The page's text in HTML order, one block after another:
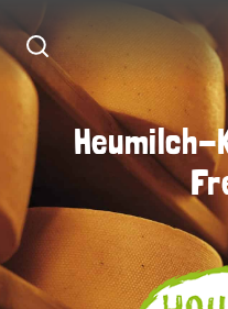
Heumilch-
Heumilch-